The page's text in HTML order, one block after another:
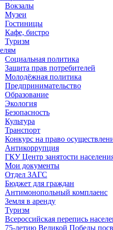
Вокзалы
Музеи
Гостиницы
Кафе, бистро
Туризм
Социальная политика
Защита прав потребителей
Молодёжная политика
Предпринимательство
Образование
Экология
Безопасность
Культура
Транспорт
Конкурс на право
Антикоррупция
ГКУ Центр занятости
Мои документы
Отдел ЗАГС
Бюджет для граждан
Антимонопольный комплаенс
Земля в аренду
Туризм
Всероссийская перепись
75-летию Великой Победы